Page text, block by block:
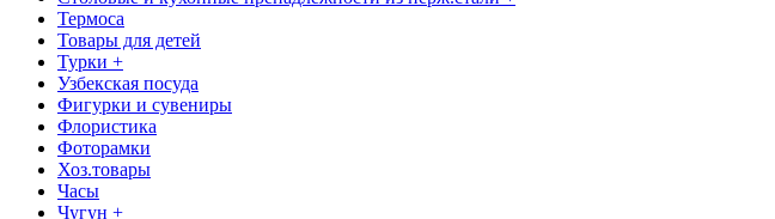
Термоса
Товары для детей
Турки +
Узбекская посуда
Фигурки и сувениры
Флористика
Фоторамки
Хоз.товары
Часы
Чугун +